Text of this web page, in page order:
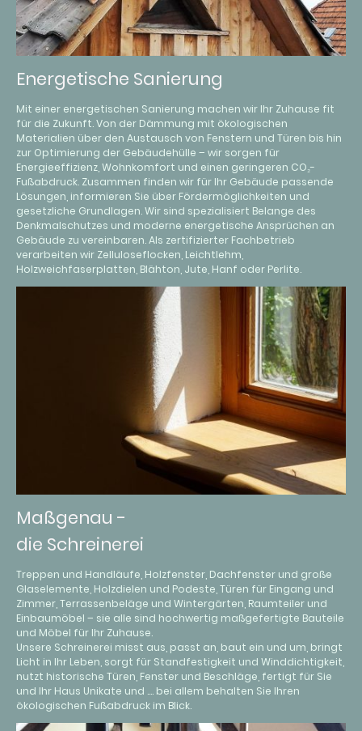
Energetische Sanierung
Mit einer energetischen Sanierung machen wir Ihr Zuhause fit
für die Zukunft. Von der Dämmung mit ökologischen
Materialien über den Austausch von Fenstern und Türen bis hin
zur Optimierung der Gebäudehülle – wir sorgen für
Energieeffizienz, Wohnkomfort und einen geringeren CO₂-
Fußabdruck. Zusammen finden wir für Ihr Gebäude passende
Lösungen, informieren Sie über Fördermöglichkeiten und
gesetzliche Grundlagen. Wir sind spezialisiert Belange des
Denkmalschutzes und moderne energetische Ansprüchen an
Gebäude zu vereinbaren. Als zertifizierter Fachbetrieb
verarbeiten wir Zelluloseflocken, Leichtlehm,
Holzweichfaserplatten, Blähton, Jute, Hanf oder Perlite.
Maßgenau -
die Schreinerei
Treppen und Handläufe, Holzfenster, Dachfenster und große
Glaselemente, Holzdielen und Podeste, Türen für Eingang und
Zimmer, Terrassenbeläge und Wintergärten, Raumteiler und
Einbaumöbel – sie alle sind hochwertig maßgefertigte Bauteile
und Möbel für Ihr Zuhause.
Unsere Schreinerei misst aus, passt an, baut ein und um, bringt
Licht in Ihr Leben, sorgt für Standfestigkeit und Winddichtigkeit,
nutzt historische Türen, Fenster und Beschläge, fertigt für Sie
und Ihr Haus Unikate und …. bei allem behalten Sie Ihren
ökologischen Fußabdruck im Blick.